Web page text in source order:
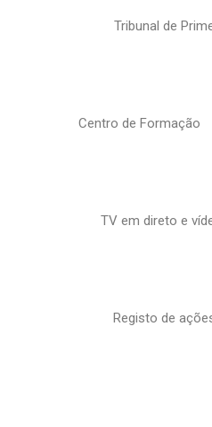
Tribunal de
Centro de Formação
TV em direto e
Registo de